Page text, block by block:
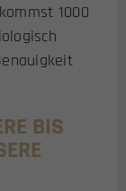
1000
BIS